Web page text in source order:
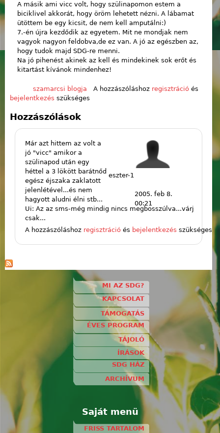
A másik ami vicc volt, hogy szülinapomon estem a
biciklivel akkorát, hogy öröm lehetett nézni. A lábamat
ütöttem be egy kicsit, de nem kell amputálni:)
7.-én újra kezdődik az egyetem. Mit ne mondjak nem
vagyok nagyon feldobva,de ez van. A jó az egészben az,
hogy tudok majd SDG-re menni.
Na jó pihenést akinek az kell és mindekinek sok erőt és
kitartást kívánok mindenhez!
szamarcsi blogja A hozzászóláshoz regisztrációés
bejelentkezés szükséges
Hozzászólások
eszter-1
2005. feb 8.
00:21
Már azt hittem az volt a
jó "vicc" amikor a
szülinapod után egy
héttel a 3 lökött barátnőd
egész éjszaka zaklatott
jelenlétével...és nem
hagyott aludni élni stb...
Ui: Az az sms-még mindig nincs megbosszúlva...várj
csak...
A hozzászóláshoz regisztráció és bejelentkezés szükséges
MI AZ SDG?
KAPCSOLAT
TÁMOGATÁS
ÉVES PROGRAM
TÁJOLÓ
ÍRÁSOK
SDG HÁZ
ARCHÍVUM
Saját menü
FRISS TARTALOM